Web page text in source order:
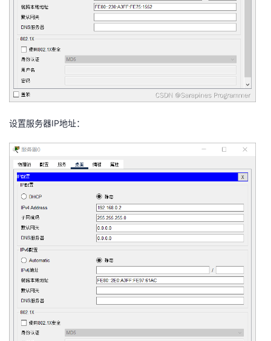
设置服务器IP地址：